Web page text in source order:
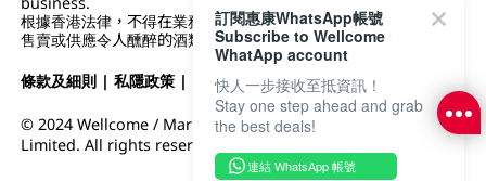
根據香港法律，不得在業務過程中，向未成年人 (18 歲以下人士)
售賣或供應令人醺醉的酒類。
條款及細則 |私隱政策 | DFI零售集團
© 2024 Wellcome / Market Place. The Dairy Farm Company
Limited. All rights reserved.
訂閱惠康WhatsApp帳號
Subscribe to Wellcome
WhatApp account
快人一步接收至抵資訊！
Stay one step ahead and grab
the best deals!
連結 WhatsApp 帳號